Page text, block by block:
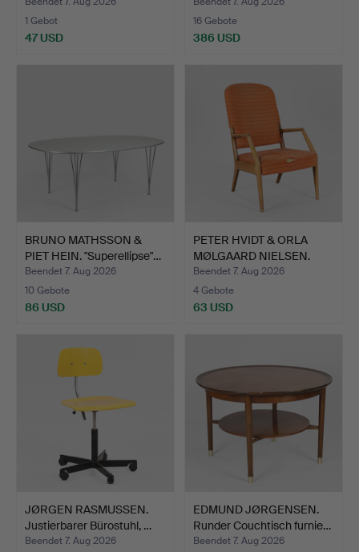
1 Gebot
47 USD
16 Gebote
386 USD
BRUNO MATHSSON &
PIET HEIN. "Superellipse"…
Beendet 7. Aug 2026
10 Gebote
86 USD
PETER HVIDT & ORLA
MØLGAARD NIELSEN.
Sesse…
Beendet 7. Aug 2026
4 Gebote
63 USD
JØRGEN RASMUSSEN.
Justierbarer Bürostuhl, …
Beendet 7. Aug 2026
EDMUND JØRGENSEN.
Runder Couchtisch furnie…
Beendet 7. Aug 2026